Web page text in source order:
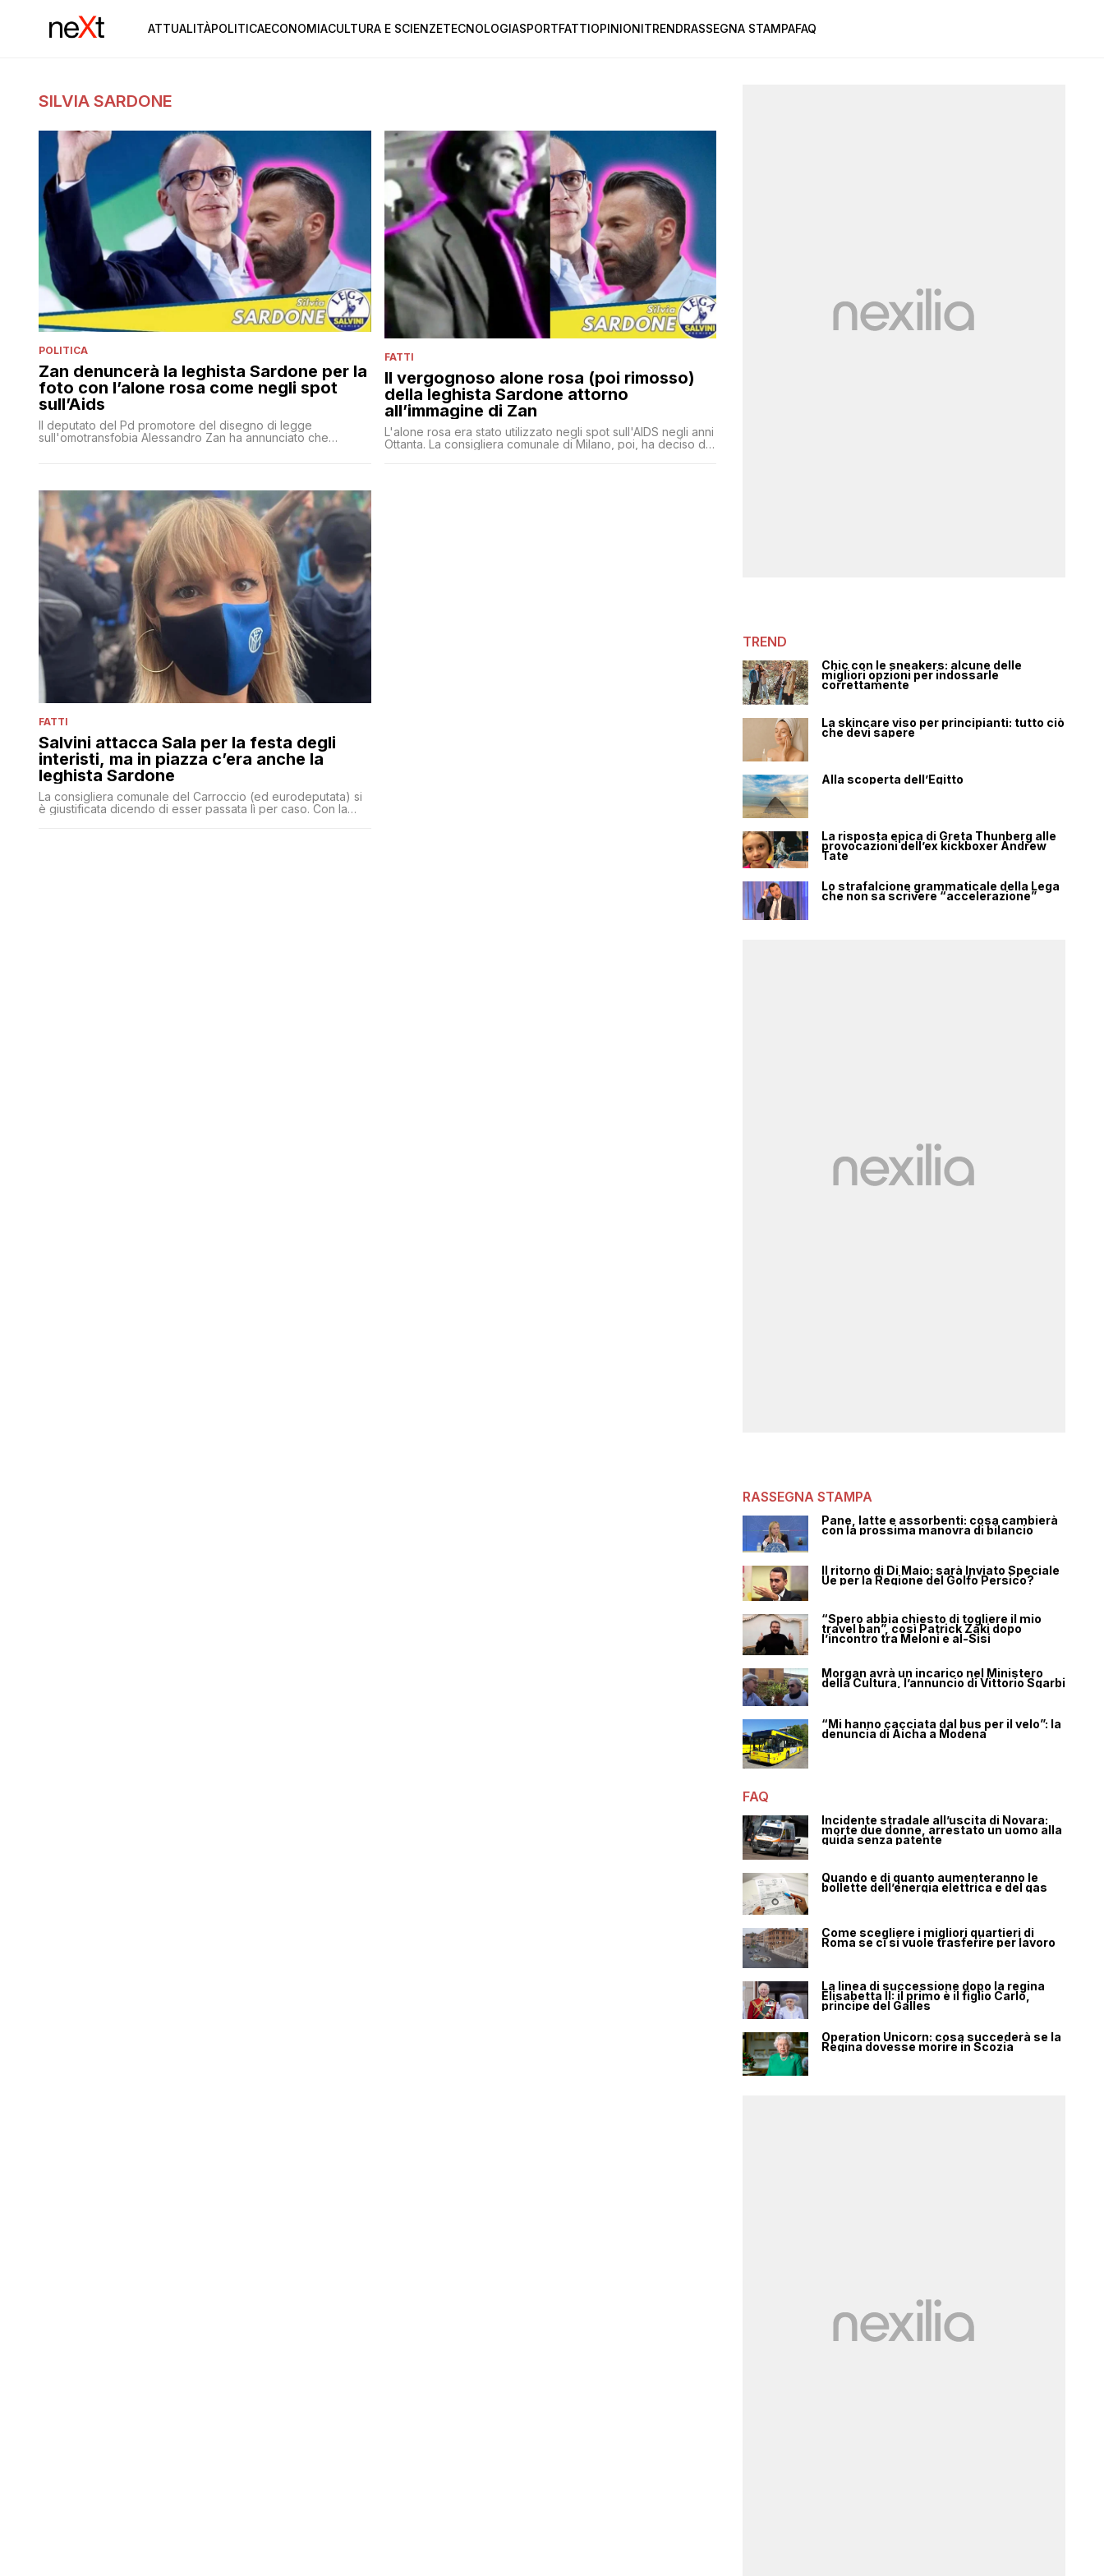
ATTUALITÀPOLITICAECONOMIACULTURA E SCIENZETECNOLOGIASPORTFATTIOPINIONITRENDRASSEGNA STAMPAFAQ
SILVIA SARDONE
POLITICA
Zan denuncerà la leghista Sardone per la
foto con l’alone rosa come negli spot
sull’Aids
Il deputato del Pd promotore del disegno di legge
sull'omotransfobia Alessandro Zan ha annunciato che
FATTI
Il vergognoso alone rosa (poi rimosso)
della leghista Sardone attorno
all’immagine di Zan
L'alone rosa era stato utilizzato negli spot sull'AIDS negli anni
Ottanta. La consigliera comunale di Milano, poi, ha deciso di
FATTI
Salvini attacca Sala per la festa degli
interisti, ma in piazza c’era anche la
leghista Sardone
La consigliera comunale del Carroccio (ed eurodeputata) si
è giustificata dicendo di esser passata lì per caso. Con la
TREND
Chic con le sneakers: alcune delle
migliori opzioni per indossarle
correttamente
La skincare viso per principianti: tutto ciò
che devi sapere
Alla scoperta dell’Egitto
La risposta epica di Greta Thunberg alle
provocazioni dell’ex kickboxer Andrew
Tate
Lo strafalcione grammaticale della Lega
che non sa scrivere “accelerazione”
RASSEGNA STAMPA
Pane, latte e assorbenti: cosa cambierà
con la prossima manovra di bilancio
Il ritorno di Di Maio: sarà Inviato Speciale
Ue per la Regione del Golfo Persico?
“Spero abbia chiesto di togliere il mio
travel ban”, così Patrick Zaki dopo
l’incontro tra Meloni e al-Sisi
Morgan avrà un incarico nel Ministero
della Cultura, l’annuncio di Vittorio Sgarbi
“Mi hanno cacciata dal bus per il velo”: la
denuncia di Aicha a Modena
FAQ
Incidente stradale all’uscita di Novara:
morte due donne, arrestato un uomo alla
guida senza patente
Quando e di quanto aumenteranno le
bollette dell’energia elettrica e del gas
Come scegliere i migliori quartieri di
Roma se ci si vuole trasferire per lavoro
La linea di successione dopo la regina
Elisabetta II: il primo è il figlio Carlo,
principe del Galles
Operation Unicorn: cosa succederà se la
Regina dovesse morire in Scozia